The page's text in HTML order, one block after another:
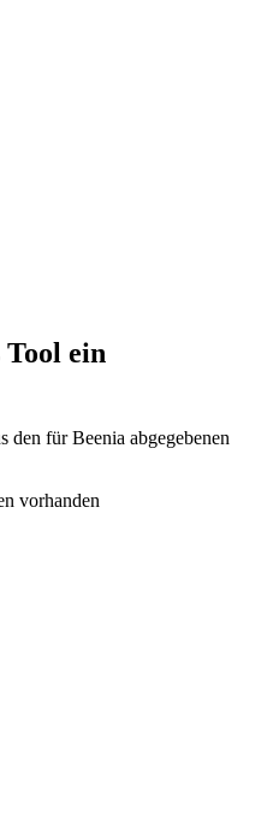
Tool ein
den für Beenia abgegebenen
vorhanden